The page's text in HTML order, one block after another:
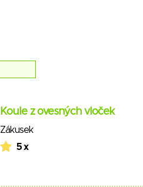
Koule z ovesných vloček
Zákusek
5 x